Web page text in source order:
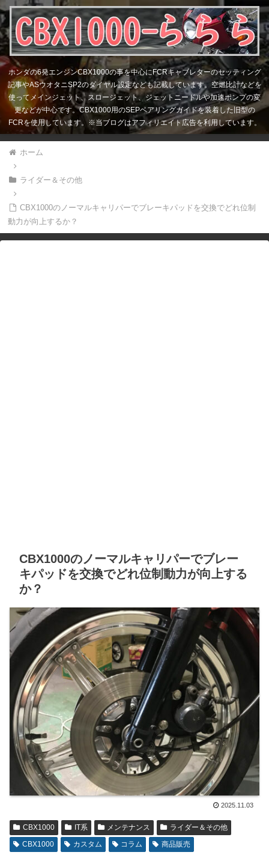
ホンダの6発エンジンCBX1000の事を中心にFCRキャブレターのセッティング
記事やASウオタニSP2のダイヤル設定なども記載しています。空燃比計などを
使ってメインジェット、スロージェット、ジェットニードルや加速ポンプの変
更などが中心です。CBX1000用のSEPベアリングガイドを装着した旧型の
FCRを使用しています。※当ブログはアフィリエイト広告を利用しています。
ホーム
ライダー＆その他
CBX1000のノーマルキャリパーでブレーキパッドを交換でどれ位制
動力が向上するか？
CBX1000のノーマルキャリパーでブレー
キパッドを交換でどれ位制動力が向上する
か？
2025.11.03
CBX1000 IT系 メンテナンス
ライダー＆その他
CBX1000
カスタム コラム 商品販売